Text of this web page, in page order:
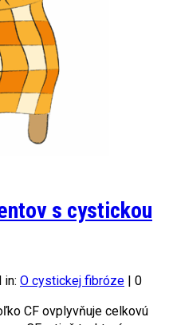
s cystickou
in: O cystickej fibróze | 0
CF ovplyvňuje celkovú